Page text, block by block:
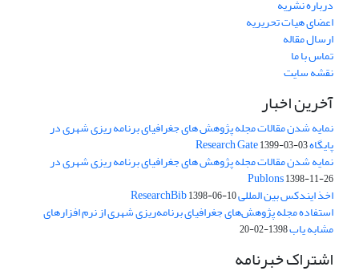
درباره نشریه
اعضای هیات تحریریه
ارسال مقاله
تماس با ما
نقشه سایت
آخرین اخبار
نمایه شدن مقالات مجله پژوهش های جغرافیای برنامه ریزی شهری در
پایگاه Research Gate1399-03-03
نمایه شدن مقالات مجله پژوهش های جغرافیای برنامه ریزی شهری در
Publons1398-11-26
اخذ ایندکس بین المللی ResearchBib1398-06-10
استفاده مجله پژوهش‌های جغرافیای برنامه‌ریزی شهری از نرم افزارهای
مشابه یاب1398-02-20
اشتراک خبرنامه